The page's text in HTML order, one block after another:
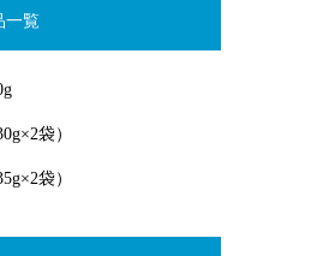
一覧
袋）
袋）